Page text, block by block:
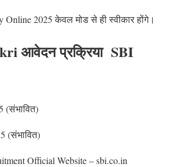
2025 केवल मोड से ही स्वीकार होंगे।
आवेदन प्रक्रिया SBI
(संभावित)
Official Website – sbi.co.in